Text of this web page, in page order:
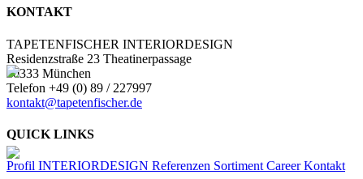
KONTAKT
TAPETENFISCHER INTERIORDESIGN
Residenzstraße 23 Theatinerpassage
80333 München
Telefon +49 (0) 89 / 227997
kontakt@tapetenfischer.de
QUICK LINKS
Profil INTERIORDESIGN Referenzen Sortiment CareerKontakt